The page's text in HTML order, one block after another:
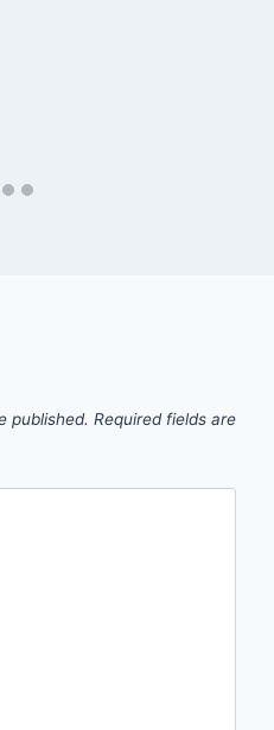
published. Required fields are